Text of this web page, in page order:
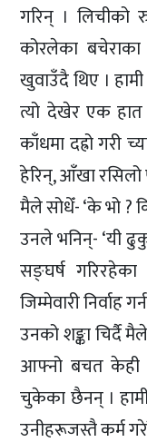
गरिन् ।
कोरलेका बचेराका
खुवाउँदै थिए ।
त्यो देखेर एक
काँधमा दह्रो गरी
हेरिन्, आँखा रसिलो
मैले सोधेँ- ‘के भो ?
उनले भनिन्- ‘यी
सङ्घर्ष
जिम्मेवारी निर्वाह
उनको शङ्का चिर्दै
आफ्नो बचत केही
चुकेका छैनन् ।
उनीहरूजस्तै कर्म